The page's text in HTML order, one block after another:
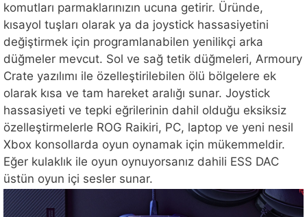
komutları parmaklarınızın ucuna getirir. Üründe,
kısayol tuşları olarak ya da joystick hassasiyetini
değiştirmek için programlanabilen yenilikçi arka
düğmeler mevcut. Sol ve sağ tetik düğmeleri, Armoury
Crate yazılımı ile özelleştirilebilen ölü bölgelere ek
olarak kısa ve tam hareket aralığı sunar. Joystick
hassasiyeti ve tepki eğrilerinin dahil olduğu eksiksiz
özelleştirmelerle ROG Raikiri, PC, laptop ve yeni nesil
Xbox konsollarda oyun oynamak için mükemmeldir.
Eğer kulaklık ile oyun oynuyorsanız dahili ESS DAC
üstün oyun içi sesler sunar.